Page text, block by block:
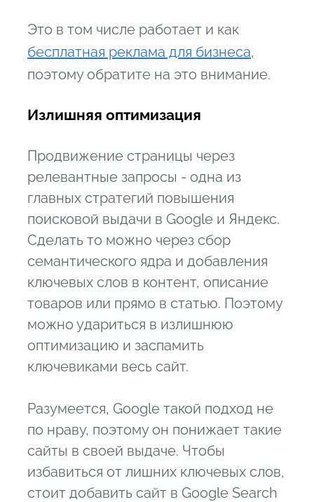
Это в том числе работает и как
бесплатная реклама для бизнеса,
поэтому обратите на это внимание.
Излишняя оптимизация
Продвижение страницы через
релевантные запросы - одна из
главных стратегий повышения
поисковой выдачи в Google и Яндекс.
Сделать то можно через сбор
семантического ядра и добавления
ключевых слов в контент, описание
товаров или прямо в статью. Поэтому
можно удариться в излишнюю
оптимизацию и заспамить
ключевиками весь сайт.
Разумеется, Google такой подход не
по нраву, поэтому он понижает такие
сайты в своей выдаче. Чтобы
избавиться от лишних ключевых слов,
стоит добавить сайт в Google Search